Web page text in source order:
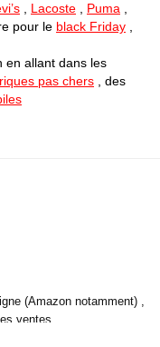
, Lacoste , Puma ,
pour le black Friday ,
en allant dans les
pas chers , des
(Amazon notamment) ,
ventes .